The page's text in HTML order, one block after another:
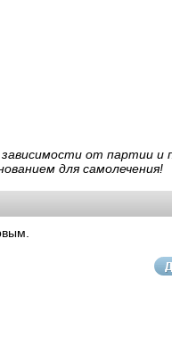
от партии и
для самолечения!